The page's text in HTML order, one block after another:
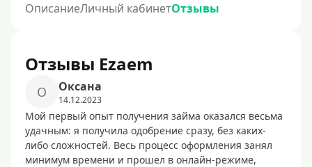
ОписаниеЛичный кабинетОтзывы
Отзывы Ezaem
О Оксана
14.12.2023
Мой первый опыт получения займа оказался весьма
удачным: я получила одобрение сразу, без каких-
либо сложностей. Весь процесс оформления занял
минимум времени и прошел в онлайн-режиме,